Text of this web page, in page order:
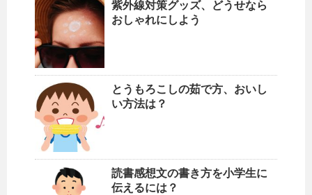
紫外線対策グッズ、どうせなら
おしゃれにしよう
とうもろこしの茹で方、おいし
い方法は？
読書感想文の書き方を小学生に
伝えるには？